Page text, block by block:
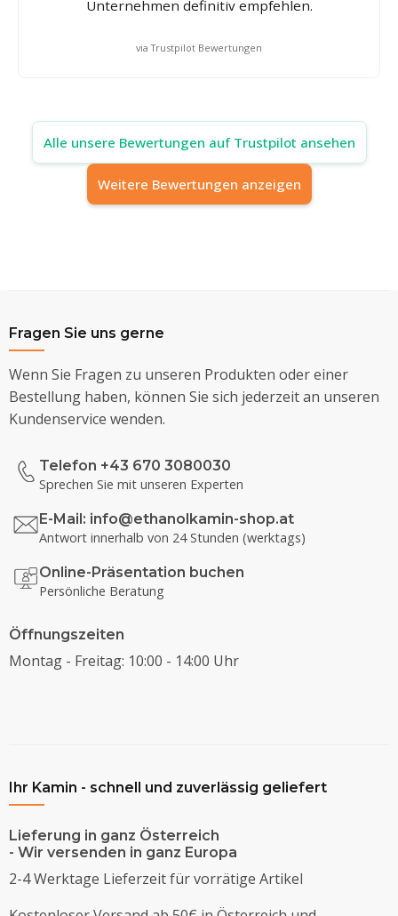
Unternehmen definitiv empfehlen.
via Trustpilot Bewertungen
Alle unsere Bewertungen auf Trustpilot ansehen
Weitere Bewertungen anzeigen
Fragen Sie uns gerne
Wenn Sie Fragen zu unseren Produkten oder einer
Bestellung haben, können Sie sich jederzeit an unseren
Kundenservice wenden.
Telefon +43 670 3080030
Sprechen Sie mit unseren Experten
E-Mail: info@ethanolkamin-shop.at
Antwort innerhalb von 24 Stunden (werktags)
Online-Präsentation buchen
Persönliche Beratung
Öffnungszeiten
Montag - Freitag: 10:00 - 14:00 Uhr
Ihr Kamin - schnell und zuverlässig geliefert
Lieferung in ganz Österreich
- Wir versenden in ganz Europa
2-4 Werktage Lieferzeit für vorrätige Artikel